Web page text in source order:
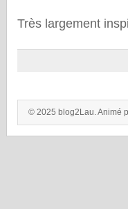
Très largement
© 2025 blog2Lau. Animé